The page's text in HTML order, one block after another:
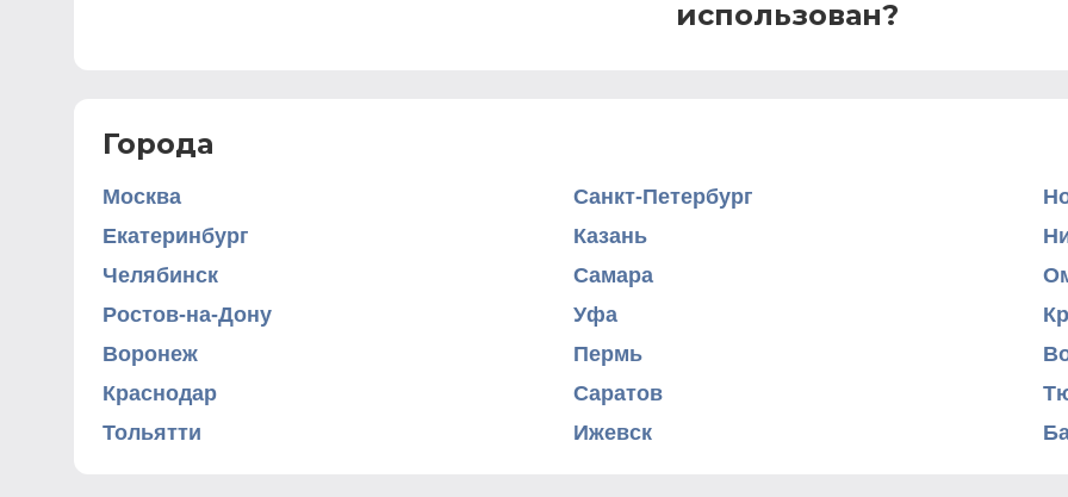
использован?
Города
Москва Санкт-Петербург
Екатеринбург
Казань
Челябинск
Самара
Ростов-на-Дону
Уфа
Воронеж
Пермь
Краснодар
Саратов
Тольятти
Ижевск